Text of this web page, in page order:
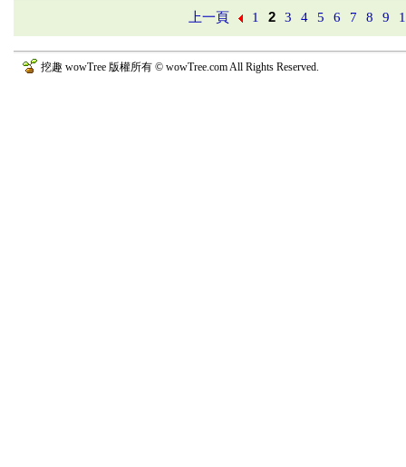
上一頁 1 2 3 4 5 6 7 8 9
挖趣 wowTree 版權所有 © wowTree.com All Rights Reserved.